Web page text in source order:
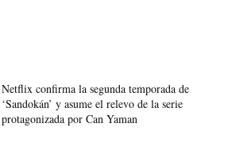
Netflix confirma la segunda temporada de
‘Sandokán’ y asume el relevo de la serie
protagonizada por Can Yaman